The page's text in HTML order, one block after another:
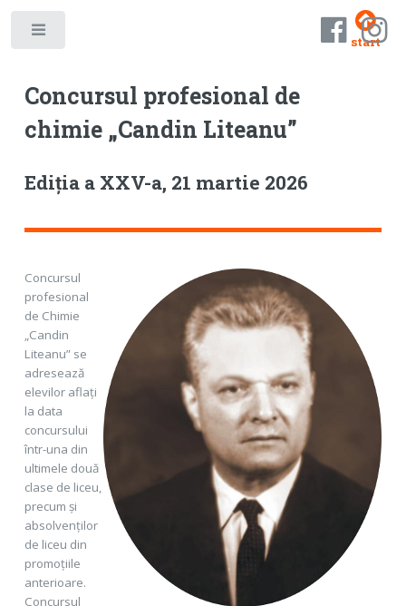
start
Concursul profesional de
chimie „Candin Liteanu”
Ediția a XXV-a, 21 martie 2026
Concursul
profesional
de Chimie
„Candin
Liteanu” se
adresează
elevilor aflați
la data
concursului
într-una din
ultimele două
clase de liceu,
precum și
absolvenților
de liceu din
promoțiile
anterioare.
Concursul